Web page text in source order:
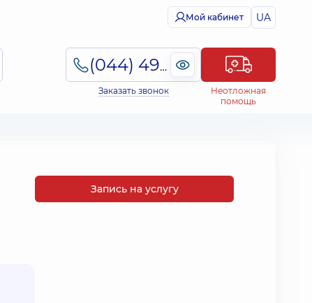
Мой кабинет UA
(044) 495-2-888
Заказать звонок
Неотложная
помощь
Запись на услугу